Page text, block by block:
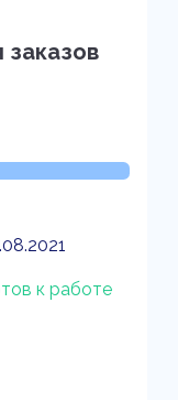
заказов
к работе